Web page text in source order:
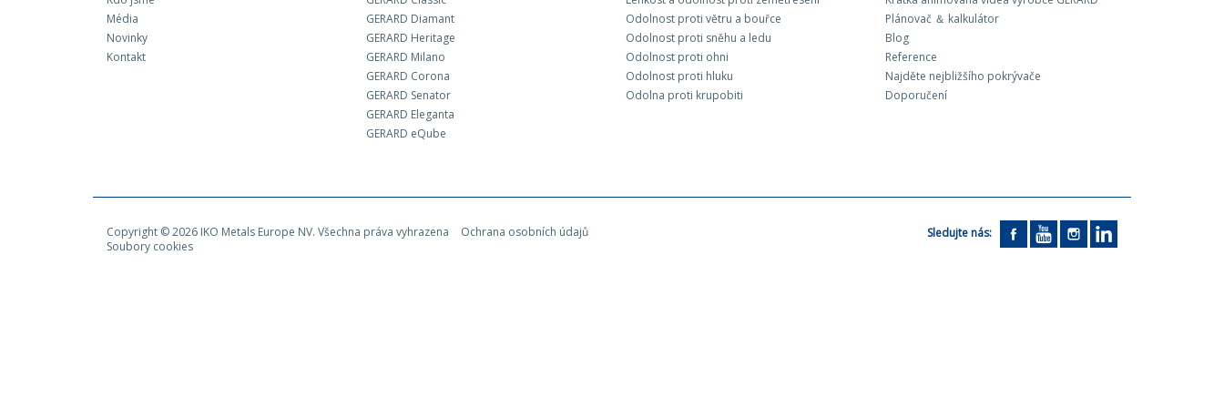
Média
Novinky
Kontakt
GERARD Diamant
GERARD Heritage
GERARD Milano
GERARD Corona
GERARD Senator
GERARD Eleganta
GERARD eQube
Odolnost proti větru a bouřce
Odolnost proti sněhu a ledu
Odolnost proti ohni
Odolnost proti hluku
Odolna proti krupobiti
Plánovač ＆ kalkulátor
Blog
Reference
Najděte nejbližšího pokrývače
Doporučení
Copyright © 2026 IKO Metals Europe NV. Všechna práva vyhrazena
Ochrana osobních údajů
Soubory cookies
Sledujte nás: